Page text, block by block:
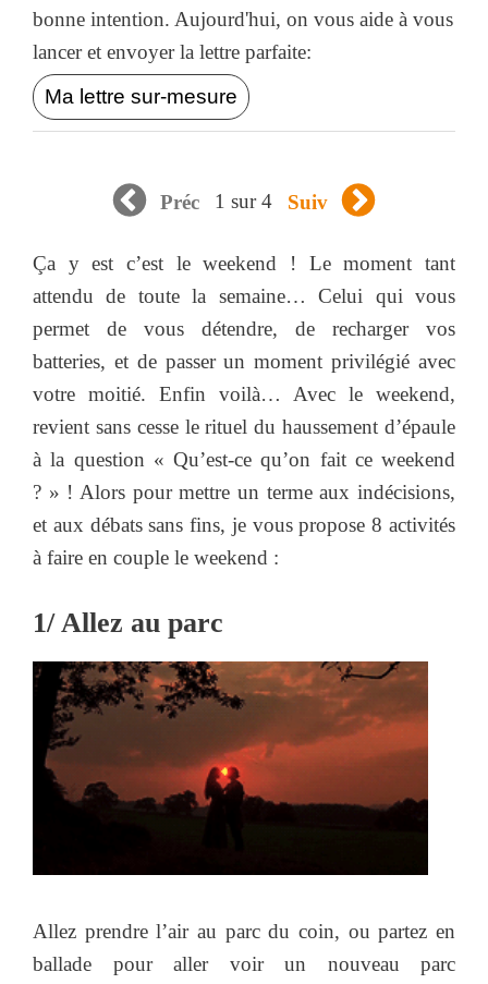
bonne intention. Aujourd'hui, on vous aide à vous
lancer et envoyer la lettre parfaite:
Ma lettre sur-mesure
Préc 1 sur 4 Suiv
Ça y est c’est le weekend ! Le moment tant
attendu de toute la semaine… Celui qui vous
permet de vous détendre, de recharger vos
batteries, et de passer un moment privilégié avec
votre moitié. Enfin voilà… Avec le weekend,
revient sans cesse le rituel du haussement d’épaule
à la question « Qu’est-ce qu’on fait ce weekend
? » ! Alors pour mettre un terme aux indécisions,
et aux débats sans fins, je vous propose 8 activités
à faire en couple le weekend :
1/ Allez au parc
Allez prendre l’air au parc du coin, ou partez en
ballade pour aller voir un nouveau parc